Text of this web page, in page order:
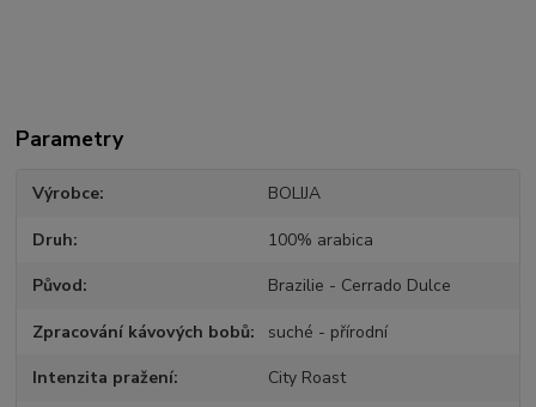
Parametry
Výrobce BOLIJA
Druh 100% arabica
Původ Brazilie - Cerrado Dulce
Zpracování kávových bobů suché - přírodní
Intenzita pražení City Roast